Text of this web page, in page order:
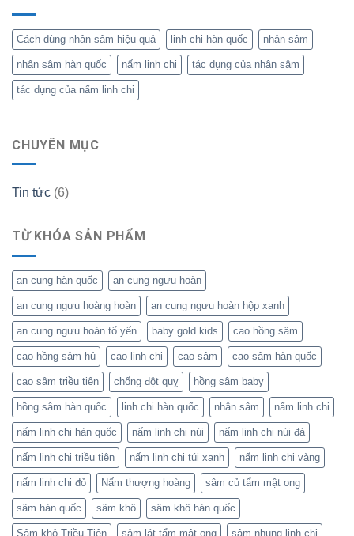
Cách dùng nhân sâm hiệu quả linh chi hàn quốc nhân sâm
nhân sâm hàn quốc nấm linh chi tác dụng của nhân sâm
tác dụng của nấm linh chi
CHUYÊN MỤC
Tin tức (6)
TỪ KHÓA SẢN PHẨM
an cung hàn quốc an cung ngưu hoàn
an cung ngưu hoàng hoàn an cung ngưu hoàn hộp xanh
an cung ngưu hoàn tổ yến baby gold kids cao hồng sâm
cao hồng sâm hủ cao linh chi cao sâm cao sâm hàn quốc
cao sâm triều tiên chống đột quỵ hồng sâm baby
hồng sâm hàn quốc linh chi hàn quốc nhân sâm nấm linh chi
nấm linh chi hàn quốc nấm linh chi núi nấm linh chi núi đá
nấm linh chi triều tiên nấm linh chi túi xanh nấm linh chi vàng
nấm linh chi đỏ Nấm thượng hoàng sâm củ tẩm mật ong
sâm hàn quốc sâm khô sâm khô hàn quốc
Sâm khô Triều Tiên sâm lát tẩm mật ong sâm nhung linh chi